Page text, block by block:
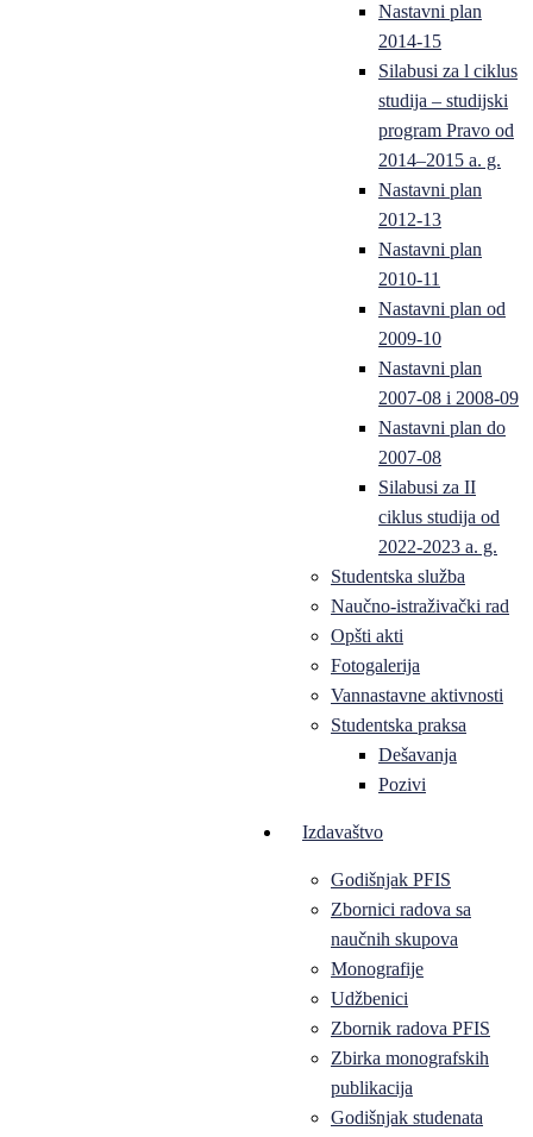
Nastavni plan
2014-15
Silabusi za l ciklus
studija – studijski
program Pravo od
2014–2015 a. g.
Nastavni plan
2012-13
Nastavni plan
2010-11
Nastavni plan od
2009-10
Nastavni plan
2007-08 i 2008-09
Nastavni plan do
2007-08
Silabusi za II
ciklus studija od
2022-2023 a. g.
Studentska služba
Naučno-istraživački rad
Opšti akti
Fotogalerija
Vannastavne aktivnosti
Studentska praksa
Dešavanja
Pozivi
Izdavaštvo
Godišnjak PFIS
Zbornici radova sa
naučnih skupova
Monografije
Udžbenici
Zbornik radova PFIS
Zbirka monografskih
publikacija
Godišnjak studenata